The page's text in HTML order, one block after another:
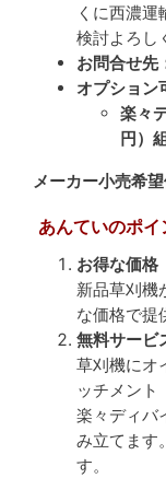
くに西濃
検討よろし
お問合せ
オプション
楽々
円）
メーカー小売希
あんていのポイ
お得な価格
新品草刈機
な価格で提
無料サービ
草刈機にオ
ッチメント
楽々ディバ
み立てます
す。